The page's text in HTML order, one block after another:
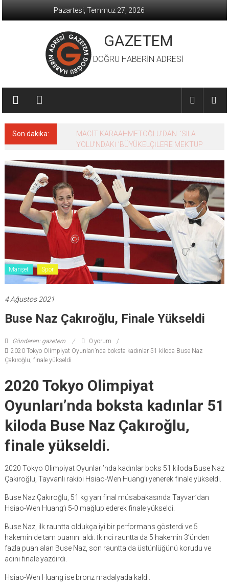
Pazartesi, Temmuz 27, 2026
GAZETEM
DOĞRU HABERİN ADRESİ
Son dakika:
MACİT KARAAHMETOĞLU’DAN ‘SILA
YOLU’NDAKİ ’BÜYÜKELÇİLERE MEKTUP
Manşet Spor
4 Ağustos 2021
Buse Naz Çakıroğlu, Finale Yükseldi
Gönderen: gazetem
0 yorum
2020 Tokyo Olimpiyat Oyunları’nda boksta kadınlar 51 kiloda Buse Naz
Çakıroğlu, finale yükseldi
2020 Tokyo Olimpiyat
Oyunları’nda boksta kadınlar 51
kiloda Buse Naz Çakıroğlu,
finale yükseldi.
2020 Tokyo Olimpiyat Oyunları’nda kadınlar boks 51 kiloda Buse Naz
Çakıroğlu, Tayvanlı rakibi Hsiao-Wen Huang’ı yenerek finale yükseldi.
Buse Naz Çakıroğlu, 51 kg yarı final müsabakasında Tayvan’dan
Hsiao-Wen Huang’ı 5-0 mağlup ederek finale yükseldi.
Buse Naz, ilk rauntta oldukça iyi bir performans gösterdi ve 5
hakemin de tam puanını aldı. İkinci rauntta da 5 hakemin 3’ünden
fazla puan alan Buse Naz, son rauntta da üstünlüğünü korudu ve
adını finale yazdırdı.
Hsiao-Wen Huang ise bronz madalyada kaldı.